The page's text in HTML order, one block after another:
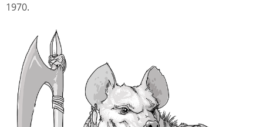
1970.